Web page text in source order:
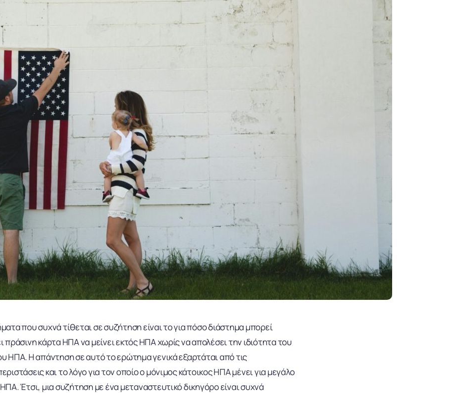
που συχνά τίθεται σε συζήτηση είναι το για πόσο διάστημα μπορεί
πράσινη κάρτα ΗΠΑ να μείνει εκτός ΗΠΑ χωρίς να απολέσει την ιδιότητα του
ΗΠΑ. Η απάντηση σε αυτό το ερώτημα γενικά εξαρτάται από τις
και το λόγο για τον οποίο ο μόνιμος κάτοικος ΗΠΑ μένει για μεγάλο
Έτσι, μια συζήτηση με ένα μεταναστευτικό δικηγόρο είναι συχνά